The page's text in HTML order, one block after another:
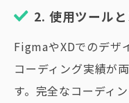
2. 使用ツール
FigmaやXDでのデザ
コーディング実績が
す。完全なコーディ